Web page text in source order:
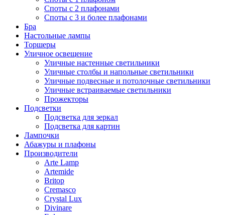
Споты с 2 плафонами
Споты с 3 и более плафонами
Бра
Настольные лампы
Торшеры
Уличное освещение
Уличные настенные светильники
Уличные столбы и напольные светильники
Уличные подвесные и потолочные светильники
Уличные встраиваемые светильники
Прожекторы
Подсветки
Подсветка для зеркал
Подсветка для картин
Лампочки
Абажуры и плафоны
Производители
Arte Lamp
Artemide
Britop
Cremasco
Crystal Lux
Divinare